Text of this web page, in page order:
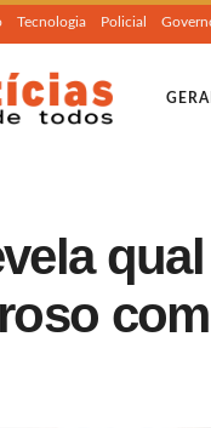
Tecnologia Policial